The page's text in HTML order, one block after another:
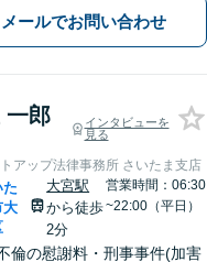
相談は完全予約制)】各分野で
い弁護士が寄り添い解決を
メールでお問い合わせ
一郎
インタビューを
見る
アップ法律事務所 さいたま支店
た
大
大宮駅
から徒歩
2分
営業時間：06:30
~22:00（平日）
倫の慰謝料・刑事事件(加害